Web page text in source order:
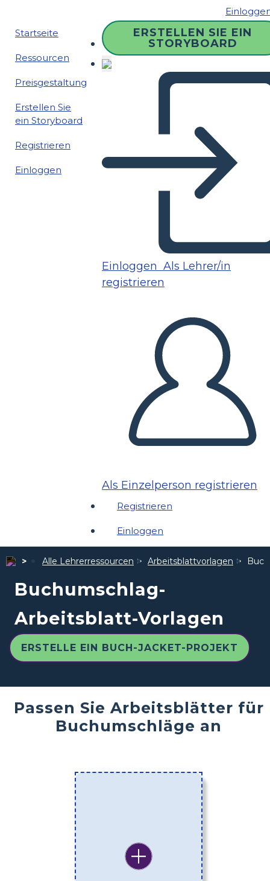
Startseite
Ressourcen
Preisgestaltung
Erstellen Sie
ein Storyboard
Registrieren
Einloggen
ERSTELLEN SIE EIN
STORYBOARD
Einloggen Als Lehrer/in
registrieren
Als Einzelperson registrieren
Registrieren
Einloggen
Alle Lehrerressourcen Arbeitsblattvorlagen
Buchumschlag-
Arbeitsblatt-Vorlagen
ERSTELLE EIN BUCH-JACKET-PROJEKT
Passen Sie Arbeitsblätter für
Buchumschläge an